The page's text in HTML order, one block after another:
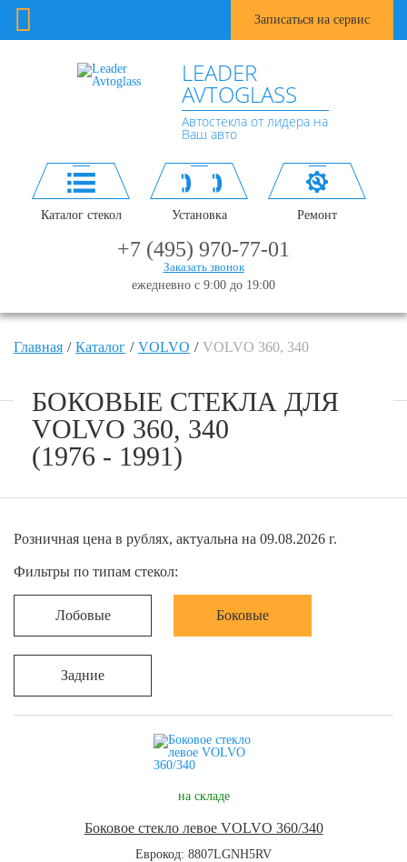
Записаться на сервис
LEADER
AVTOGLASS
Автостекла от лидера на
Ваш авто
Каталог стекол Установка Ремонт
+7 (495) 970-77-01
Заказать звонок
ежедневно с 9:00 до 19:00
Главная Каталог VOLVO VOLVO 360, 340
БОКОВЫЕ СТЕКЛА ДЛЯ
VOLVO 360, 340
(1976 - 1991)
Розничная цена в рублях, актуальна на 09.08.2026 г.
Фильтры по типам стекол:
Лобовые Боковые
Задние
на складе
Боковое стекло левое VOLVO 360/340
Еврокод: 8807LGNH5RV